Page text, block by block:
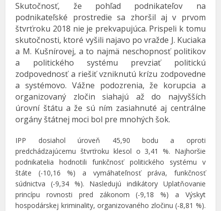
Skutočnosť, že pohľad podnikateľov na
podnikateľské prostredie sa zhoršil aj v prvom
štvrťroku 2018 nie je prekvapujúca. Prispeli k tomu
skutočnosti, ktoré vyšili najavo po vražde J. Kuciaka
a M. Kušnírovej, a to najmä neschopnosť politikov
a politického systému prevziať politickú
zodpovednosť a riešiť vzniknutú krízu zodpovedne
a systémovo. Vážne podozrenia, že korupcia a
organizovaný zločin siahajú až do najvyšších
úrovní štátu a že sú ním zasiahnuté aj centrálne
orgány štátnej moci bol pre mnohých šok.
IPP dosiahol úroveň 45,90 bodu a oproti
predchádzajúcemu štvrťroku klesol o 3,41 %. Najhoršie
podnikatelia hodnotili funkčnosť politického systému v
štáte (-10,16 %) a vymáhateľnosť práva, funkčnosť
súdnictva (-9,34 %). Nasledujú indikátory Uplatňovanie
princípu rovnosti pred zákonom (-9,18 %) a Výskyt
hospodárskej kriminality, organizovaného zločinu (-8,81 %).